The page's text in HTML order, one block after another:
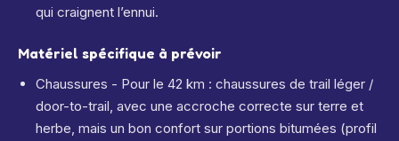
qui craignent l’ennui.
Matériel spécifique à prévoir
Chaussures - Pour le 42 km : chaussures de trail léger /
door-to-trail, avec une accroche correcte sur terre et
herbe, mais un bon confort sur portions bitumées (profil